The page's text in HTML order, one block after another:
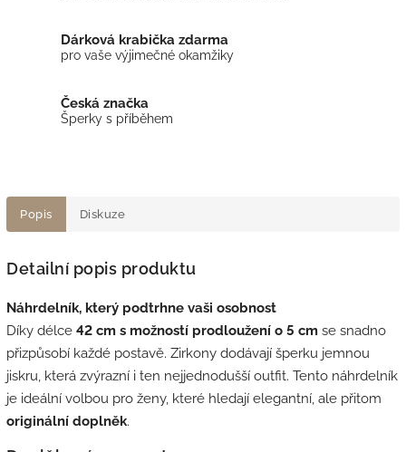
Dárková krabička zdarma
pro vaše výjimečné okamžiky
Česká značka
Šperky s příběhem
Popis Diskuze
Detailní popis produktu
Náhrdelník, který podtrhne vaši osobnost
Díky délce 42 cm s možností prodloužení o 5 cm se snadno
přizpůsobí každé postavě. Zirkony dodávají šperku jemnou
jiskru, která zvýrazní i ten nejjednodušší outfit. Tento náhrdelník
je ideální volbou pro ženy, které hledají elegantní, ale přitom
originální doplněk.